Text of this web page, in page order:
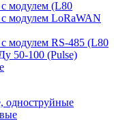
модулем (L80
модулем LoRaWAN
модулем RS-485 (L80
50-100 (Pulse)
одноструйные